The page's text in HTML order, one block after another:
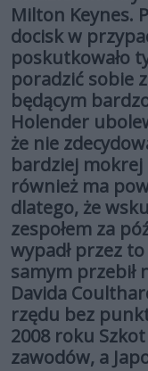
Milton Keynes.
docisk w
poskutkowało
poradzić sobie
będącym
Holender
że nie
bardziej
również ma
dlatego, że
zespołem za
wypadł przez
samym przebił
Davida
rzędu bez
2008 roku
zawodów, a